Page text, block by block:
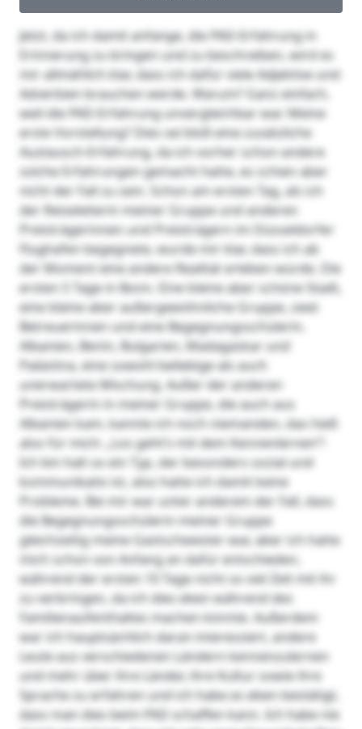
Jetzt, da ich damit anfange, die PAD-Erfahrung in
Erinnerung zu bringen und zu beschreiben, wird es
mir allmählich klar, dass ich dafür viele Adjektive und
Adverbien brauchen werde. Warum? Ganz einfach,
weil die PAD-Erfahrung unvergleichbar war. Meine
erste Vorstellung? Dies sei bloß eine zusätzliche
Austausch-Erfahrung, da ich vorher schon andere
solche Erfahrungen gemacht hatte, es schien aber
nicht der Fall zu sein. Schon am ersten Tag, als ich
der Reiseleiterin meiner Gruppe und anderen
Preisträgerinnen und Preisträgern im Düsseldorfer
Flughafen begegnete, wurde mir klar, dass ich ab
der Moment eine andere Realität erleben würde. Die
ersten 5 Tage in Bonn. Eine kleine aber schöne Stadt,
eine kleine aber außergewöhnliche Gruppe, zwei
Betreuerinnen und eine Begegnungsschülerin.
Albanien, Benin, Bulgarien, Madagaskar und
Palästina, eine sowohl beliebige als auch
unerwartete Mischung. Außer der anderen
Preisträgerin in meiner Gruppe, die auch aus
Albanien kam, kannte ich noch niemanden, das hieß
also für mich: „Los geht’s mit dem Kennenlernen“!
Ich bin halt so ein Typ, der besonders sozial und
kommunikativ ist, also hatte ich damit keine
Probleme. Bei mir war unter anderem der Fall, dass
die Begegnungsschülerin meiner Gruppe
gleichzeitig meine Gastschwester war, aber ich hatte
mich schon von Anfang an dafür entschieden,
während der ersten 10 Tage nicht so viel Zeit mit ihr
zu verbringen, da ich dies eben während des
Familienaufenthaltes machen könnte. Außerdem
war ich hauptsächlich daran interessiert, andere
Leute aus verschiedenen Ländern kennenzulernen
und mehr über ihre Länder, ihre Kultur sowie ihre
Sprache zu erfahren und ich habe es eben bestätigt,
dass man dies beim PAD schaffen kann. Ich habe nie